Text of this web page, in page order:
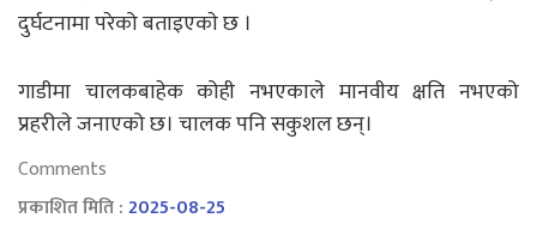
दुर्घटनामा परेको बताइएकाे छ ।
गाडीमा चालकबाहेक कोही नभएकाले मानवीय क्षति नभएको
प्रहरीले जनाएको छ। चालक पनि सकुशल छन्।
Comments
प्रकाशित मिति :2025-08-25